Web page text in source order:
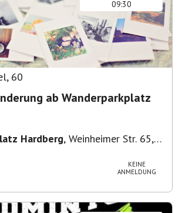
09:30
, 60
ab Wanderparkplatz
Hardberg, Weinheimer Str. 65,
KEINE
ANMELDUNG